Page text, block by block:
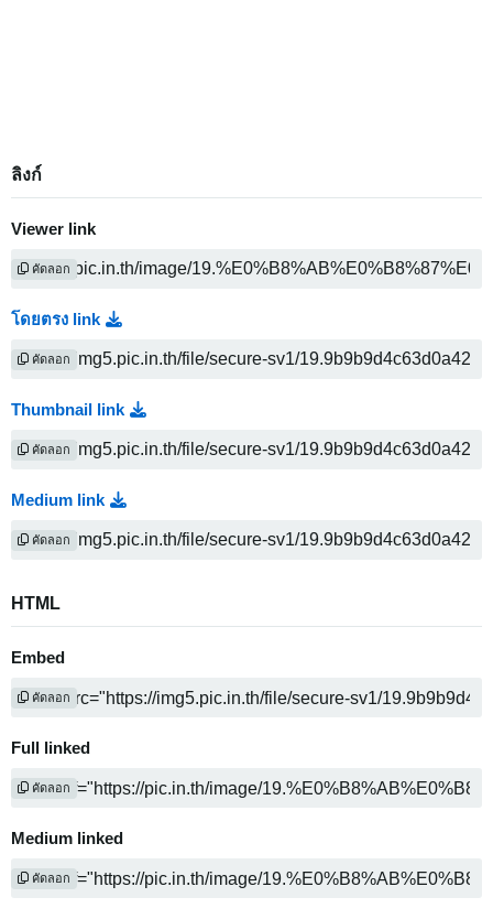
ลิงก์
Viewer link
คัดลอก
โดยตรง link
คัดลอก
Thumbnail link
คัดลอก
Medium link
คัดลอก
HTML
Embed
คัดลอก
Full linked
คัดลอก
Medium linked
คัดลอก